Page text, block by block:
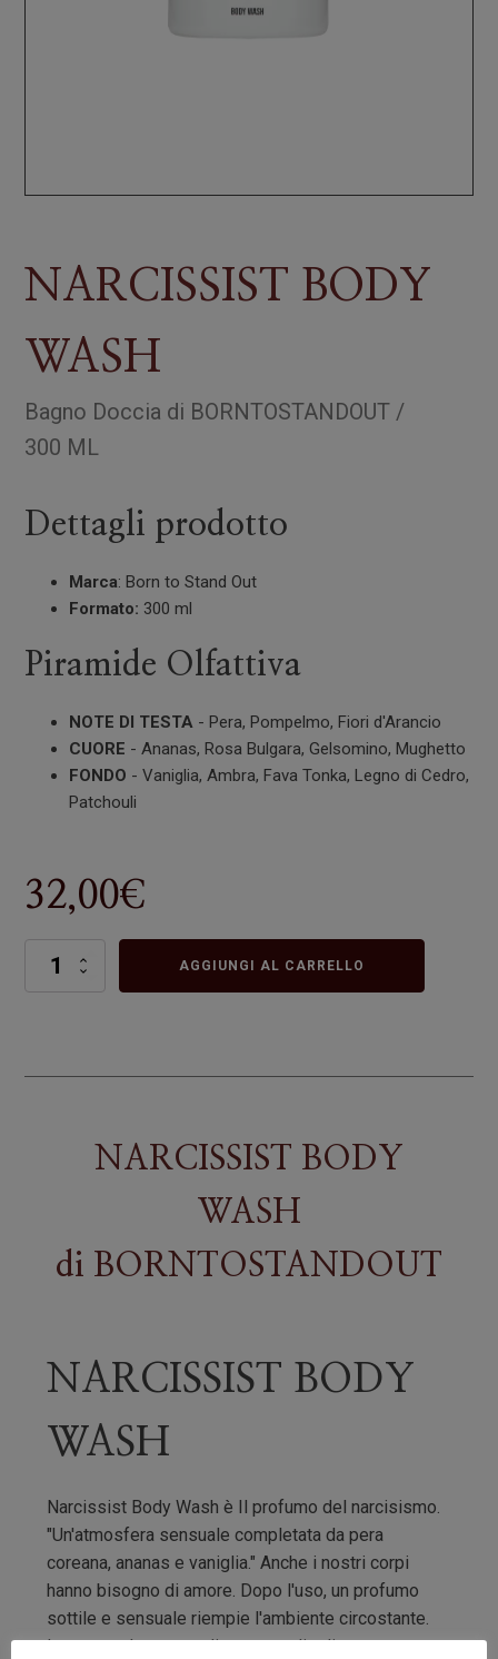
NARCISSIST BODY
WASH
Bagno Doccia di BORNTOSTANDOUT /
300 ML
Dettagli prodotto
Marca: Born to Stand Out
Formato: 300 ml
Piramide Olfattiva
NOTE DI TESTA - Pera, Pompelmo, Fiori d'Arancio
CUORE - Ananas, Rosa Bulgara, Gelsomino, Mughetto
FONDO - Vaniglia, Ambra, Fava Tonka, Legno di Cedro,
Patchouli
32,00€
NARCISSIST
AGGIUNGI AL CARRELLO
NARCISSIST BODY
WASH
di BORNTOSTANDOUT
NARCISSIST BODY
WASH
Narcissist Body Wash è Il profumo del narcisismo.
"Un'atmosfera sensuale completata da pera
coreana, ananas e vaniglia." Anche i nostri corpi
hanno bisogno di amore. Dopo l'uso, un profumo
sottile e sensuale riempie l'ambiente circostante.
La texture lussuosa di avena e olio di cocco